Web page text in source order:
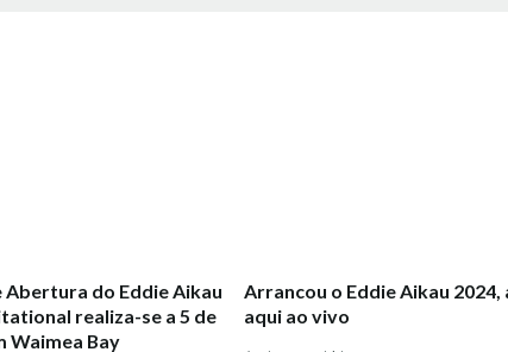
Abertura do Eddie Aikau
realiza-se a 5 de
Waimea Bay
Arrancou o Eddie Aikau 2024,
aqui ao vivo